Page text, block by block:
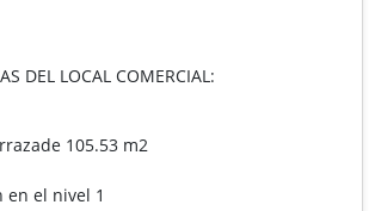
DEL LOCAL COMERCIAL:
105.53 m2
en el nivel 1